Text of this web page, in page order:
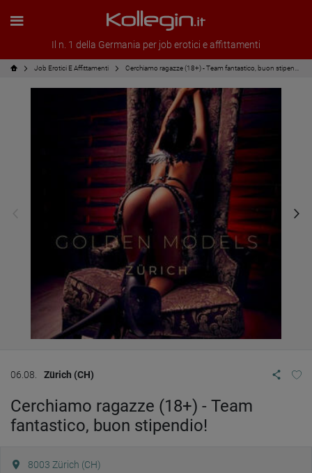
Il n. 1 della Germania per job erotici e affittamenti
Job Erotici E Affittamenti
06.08. Zürich (CH)
Cerchiamo ragazze (18+) - Team
fantastico, buon stipendio!
8003 Zürich (CH)